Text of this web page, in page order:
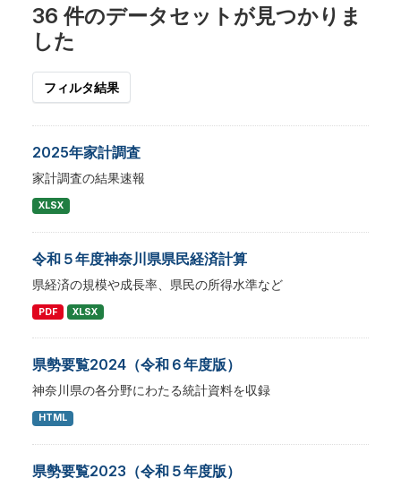
36 件のデータセットが見つかりま
した
フィルタ結果
2025年家計調査
家計調査の結果速報
XLSX
令和５年度神奈川県県民経済計算
県経済の規模や成長率、県民の所得水準など
PDF XLSX
県勢要覧2024（令和６年度版）
神奈川県の各分野にわたる統計資料を収録
HTML
県勢要覧2023（令和５年度版）